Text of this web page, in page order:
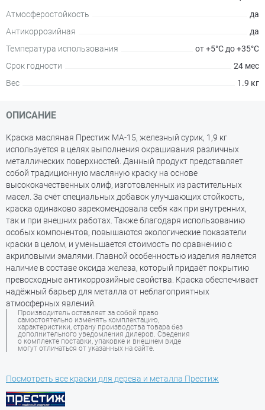
Атмосферостойкость
да
Антикоррозийная
да
Температура использования
от +5°С до +35°С
Срок годности
24 мес
Вес
1.9 кг
ОПИСАНИЕ
Краска масляная Престиж МА-15, железный сурик, 1,9 кг
используется в целях выполнения окрашивания различных
металлических поверхностей. Данный продукт представляет
собой традиционную масляную краску на основе
высококачественных олиф, изготовленных из растительных
масел. За счёт специальных добавок улучшающих стойкость,
краска одинаково зарекомендовала себя как при внутренних,
так и при внешних работах. Также благодаря использованию
особых компонентов, повышаются экологические показатели
краски в целом, и уменьшается стоимость по сравнению с
акриловыми эмалями. Главной особенностью изделия является
наличие в составе оксида железа, который придаёт покрытию
превосходные антикоррозийные свойства. Краска обеспечивает
надёжный барьер для металла от неблагоприятных
атмосферных явлений.
Производитель оставляет за собой право
самостоятельно изменять комплектацию,
характеристики, страну производства товара без
дополнительного уведомления дилеров. Сведения
о комплекте поставки, упаковке и внешнем виде
могут отличаться от указанных на сайте.
Посмотреть все краски для дерева и металла Престиж